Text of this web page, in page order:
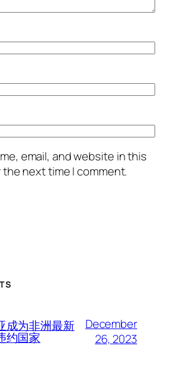
email, and website in this
next time I comment.
成为非洲最新
约国家
December
26, 2023